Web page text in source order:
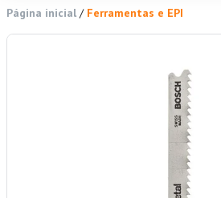
Página inicial / Ferramentas e EPI